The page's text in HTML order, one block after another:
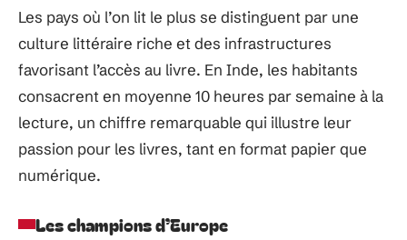
Les pays où l’on lit le plus se distinguent par une
culture littéraire riche et des infrastructures
favorisant l’accès au livre. En Inde, les habitants
consacrent en moyenne 10 heures par semaine à la
lecture, un chiffre remarquable qui illustre leur
passion pour les livres, tant en format papier que
numérique.
Les champions d’Europe